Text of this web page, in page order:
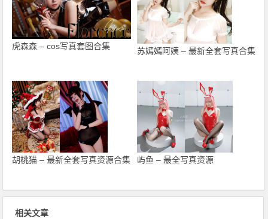
虎森森 – cos写真套图合集
苏嫣嫣阿姨 – 最新全套写真合集
胡桃猫 – 最新全套写真资源合集 屿鱼 – 最全写真资源
相关文章